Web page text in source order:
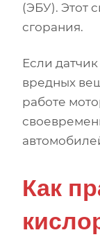
(ЭБУ). Этот
сгорания.
Если
вредных
работе
Как